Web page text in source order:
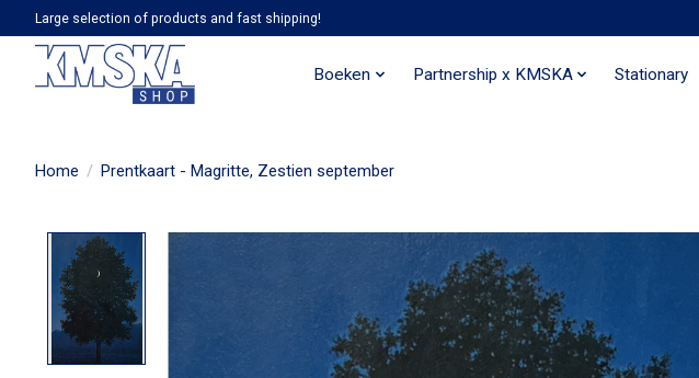
Large selection of products and fast shipping!
Boeken Partnership x KMSKA Stationary
Home / Prentkaart - Magritte, Zestien september
Product image slideshow Items